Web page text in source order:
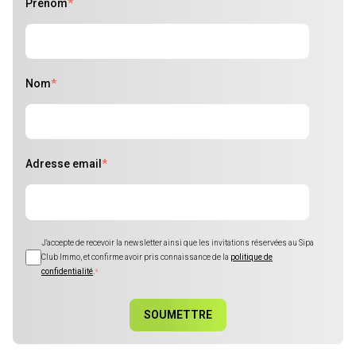
Prénom*
Nom*
Adresse email *
J'accepte de recevoir la newsletter ainsi que les invitations réservées au Sipa
Club Immo, et confirme avoir pris connaissance de la politique de
confidentialité*